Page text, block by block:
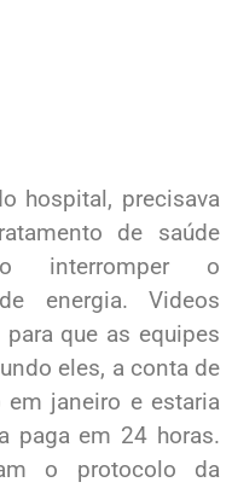
hospital, precisava
de saúde
interromper o
energia. Videos
que as equipes
eles, a conta de
em janeiro e estaria
paga em 24 horas.
o protocolo da